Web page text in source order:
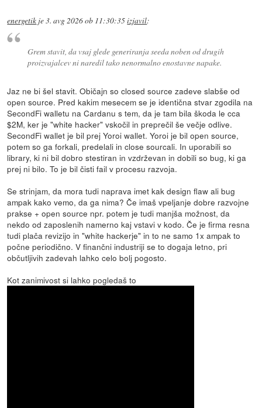
energetik je3. avg 2026 ob 11:30:35izjavil:
Grem stavit, da vsaj glede generiranja seeda noben od drugih
proizvajalcev ni naredil tako nenormalno enostavne napake.
Jaz ne bi šel stavit. Običajn so closed source zadeve slabše od
open source. Pred kakim mesecem se je identična stvar zgodila na
SecondFi walletu na Cardanu s tem, da je tam bila škoda le cca
$2M, ker je "white hacker" vskočil in preprečil še večje odlive.
SecondFi wallet je bil prej Yoroi wallet. Yoroi je bil open source,
potem so ga forkali, predelali in close sourcali. In uporabili so
library, ki ni bil dobro stestiran in vzdrževan in dobili so bug, ki ga
prej ni bilo. To je bil čisti fail v procesu razvoja.
Se strinjam, da mora tudi naprava imet kak design flaw ali bug
ampak kako vemo, da ga nima? Če imaš vpeljanje dobre razvojne
prakse + open source npr. potem je tudi manjša možnost, da
nekdo od zaposlenih namerno kaj vstavi v kodo. Če je firma resna
tudi plača revizijo in "white hackerje" in to ne samo 1x ampak to
počne periodično. V finančni industriji se to dogaja letno, pri
občutljivih zadevah lahko celo bolj pogosto.
Kot zanimivost si lahko pogledaš to